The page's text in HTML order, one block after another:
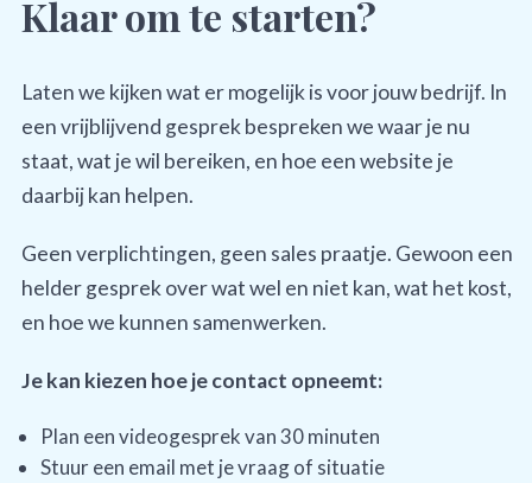
Klaar om te starten?
Laten we kijken wat er mogelijk is voor jouw bedrijf. In
een vrijblijvend gesprek bespreken we waar je nu
staat, wat je wil bereiken, en hoe een website je
daarbij kan helpen.
Geen verplichtingen, geen sales praatje. Gewoon een
helder gesprek over wat wel en niet kan, wat het kost,
en hoe we kunnen samenwerken.
Je kan kiezen hoe je contact opneemt:
Plan een videogesprek van 30 minuten
Stuur een email met je vraag of situatie